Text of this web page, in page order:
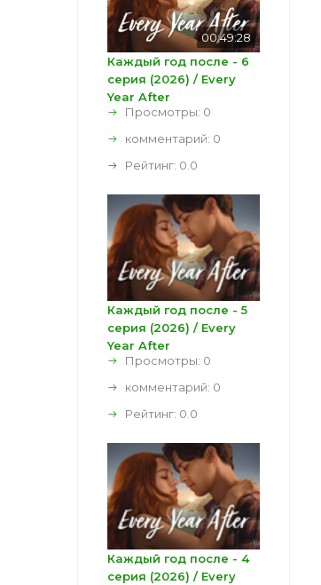
00:49:28
Каждый год после - 6
серия (2026) / Every
Year After
Просмотры: 0
комментарий: 0
Рейтинг: 0.0
Каждый год после - 5
серия (2026) / Every
Year After
Просмотры: 0
комментарий: 0
Рейтинг: 0.0
Каждый год после - 4
серия (2026) / Every